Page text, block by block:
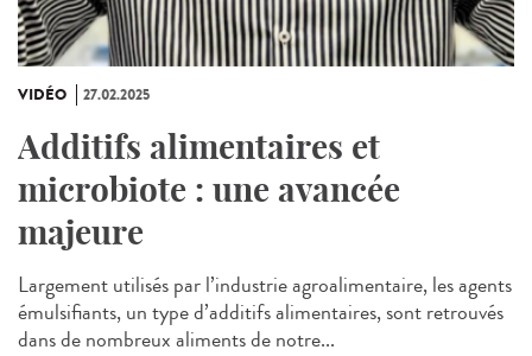
VIDÉO 27.02.2025
Additifs alimentaires et
microbiote : une avancée
majeure
Largement utilisés par l’industrie agroalimentaire, les agents
émulsifiants, un type d’additifs alimentaires, sont retrouvés
dans de nombreux aliments de notre...